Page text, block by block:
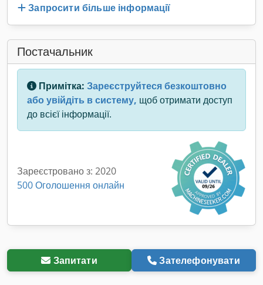
Запросити більше інформації
Постачальник
Примітка: Зареєструйтеся безкоштовно
або увійдіть в систему, щоб отримати доступ
до всієї інформації.
Зареєстровано з: 2020
500 Оголошення онлайн
Запитати Зателефонувати